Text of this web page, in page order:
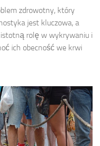
zdrowotny, który
jest kluczowa, a
rolę w wykrywaniu i
ich obecność we krwi